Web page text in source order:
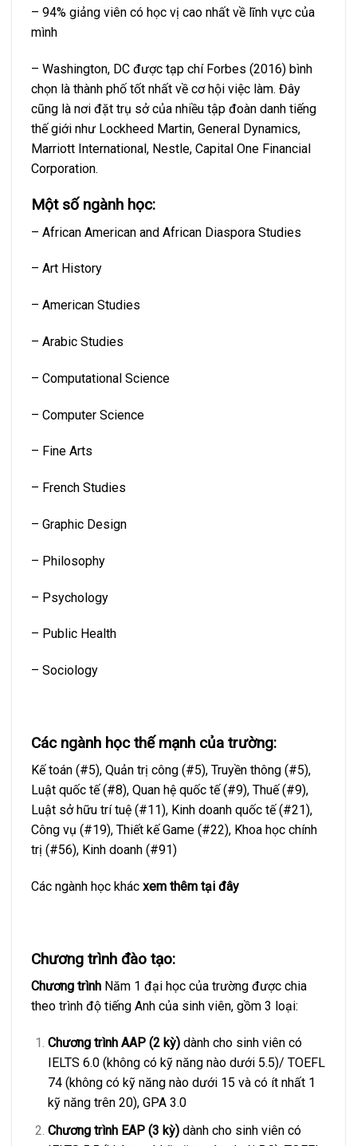
– 94% giảng viên có học vị cao nhất về lĩnh vực của
mình
– Washington, DC được tạp chí Forbes (2016) bình
chọn là thành phố tốt nhất về cơ hội việc làm. Đây
cũng là nơi đặt trụ sở của nhiều tập đoàn danh tiếng
thế giới như Lockheed Martin, General Dynamics,
Marriott International, Nestle, Capital One Financial
Corporation.
Một số ngành học:
– African American and African Diaspora Studies
– Art History
– American Studies
– Arabic Studies
– Computational Science
– Computer Science
– Fine Arts
– French Studies
– Graphic Design
– Philosophy
– Psychology
– Public Health
– Sociology
Các ngành học thế mạnh của trường:
Kế toán (#5), Quản trị công (#5), Truyền thông (#5),
Luật quốc tế (#8), Quan hệ quốc tế (#9), Thuế (#9),
Luật sở hữu trí tuệ (#11), Kinh doanh quốc tế (#21),
Công vụ (#19), Thiết kế Game (#22), Khoa học chính
trị (#56), Kinh doanh (#91)
Các ngành học khác xem thêm tại đây
Chương trình đào tạo:
Chương trình Năm 1 đại học của trường được chia
theo trình độ tiếng Anh của sinh viên, gồm 3 loại:
Chương trình AAP (2 kỳ)dành cho sinh viên có
IELTS 6.0 (không có kỹ năng nào dưới 5.5)/ TOEFL
74 (không có kỹ năng nào dưới 15 và có ít nhất 1
kỹ năng trên 20), GPA 3.0
Chương trình EAP (3 kỳ)dành cho sinh viên có